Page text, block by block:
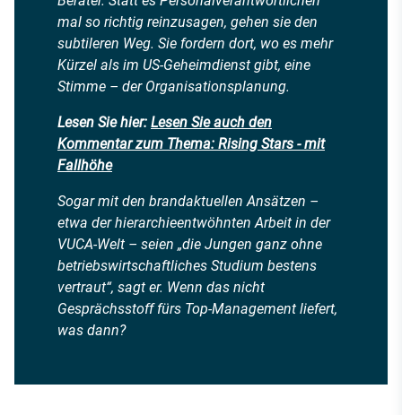
mal so richtig reinzusagen, gehen sie den
subtileren Weg. Sie fordern dort, wo es mehr
Kürzel als im US-Geheimdienst gibt, eine
Stimme – der Organisationsplanung.
Lesen Sie hier: Lesen Sie auch den
Kommentar zum Thema: Rising Stars - mit
Fallhöhe
Sogar mit den brandaktuellen Ansätzen –
etwa der hierarchieentwöhnten Arbeit in der
VUCA-Welt – seien „die Jungen ganz ohne
betriebswirtschaftliches Studium bestens
vertraut“, sagt er. Wenn das nicht
Gesprächsstoff fürs Top-Management liefert,
was dann?